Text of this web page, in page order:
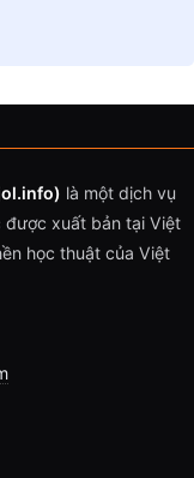
là một dịch vụ
xuất bản tại Việt
học thuật của Việt